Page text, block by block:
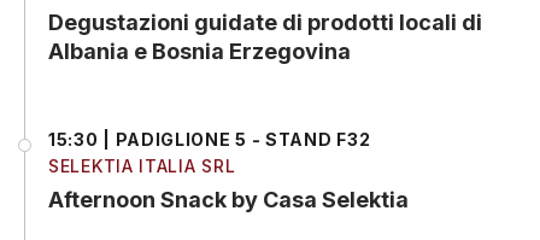
Degustazioni guidate di prodotti locali di
Albania e Bosnia Erzegovina
15:30 | PADIGLIONE 5 - STAND F32
SELEKTIA ITALIA SRL
Afternoon Snack by Casa Selektia